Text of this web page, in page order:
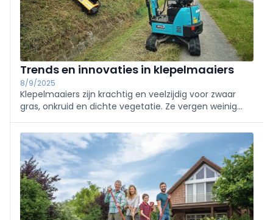
Trends en innovaties in klepelmaaiers
8/9/2025
Klepelmaaiers zijn krachtig en veelzijdig voor zwaar
gras, onkruid en dichte vegetatie. Ze vergen weinig
groendiensten. Nieuwe technologieën maken ze nog
efficiënter.